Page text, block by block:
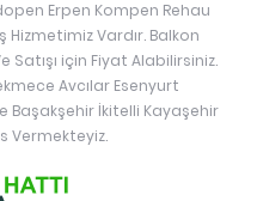
Erpen Kompen Rehau
Hizmetimiz Vardır. Balkon
Satışı için Fiyat Alabilirsiniz.
Avcılar Esenyurt
Başakşehir İkitelli Kayaşehir
Vermekteyiz.